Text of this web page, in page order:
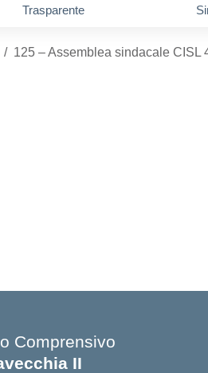
Trasparente
125 – Assemblea sindacale CISL
Comprensivo
II